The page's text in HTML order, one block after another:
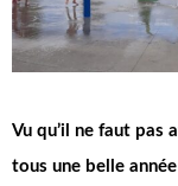
Vu qu’il ne faut pas
tous une belle